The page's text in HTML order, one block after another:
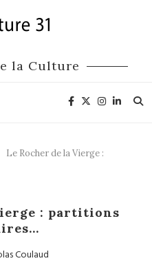
la Culture
Le Rocher de la Vierge :
: partitions
Coulaud